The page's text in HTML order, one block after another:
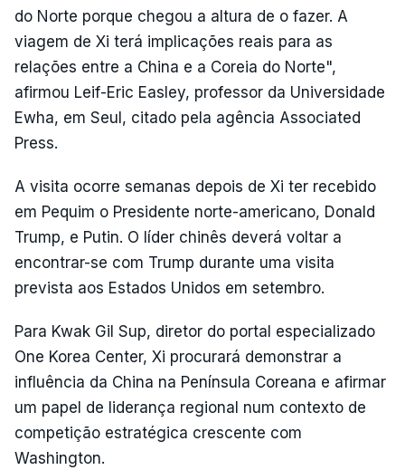
do Norte porque chegou a altura de o fazer. A
viagem de Xi terá implicações reais para as
relações entre a China e a Coreia do Norte",
afirmou Leif-Eric Easley, professor da Universidade
Ewha, em Seul, citado pela agência Associated
Press.
A visita ocorre semanas depois de Xi ter recebido
em Pequim o Presidente norte-americano, Donald
Trump, e Putin. O líder chinês deverá voltar a
encontrar-se com Trump durante uma visita
prevista aos Estados Unidos em setembro.
Para Kwak Gil Sup, diretor do portal especializado
One Korea Center, Xi procurará demonstrar a
influência da China na Península Coreana e afirmar
um papel de liderança regional num contexto de
competição estratégica crescente com
Washington.